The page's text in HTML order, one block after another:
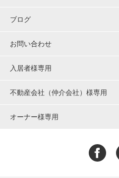
ブログ
お問い合わせ
入居者様専用
不動産会社（仲介会社）様専用
オーナー様専用